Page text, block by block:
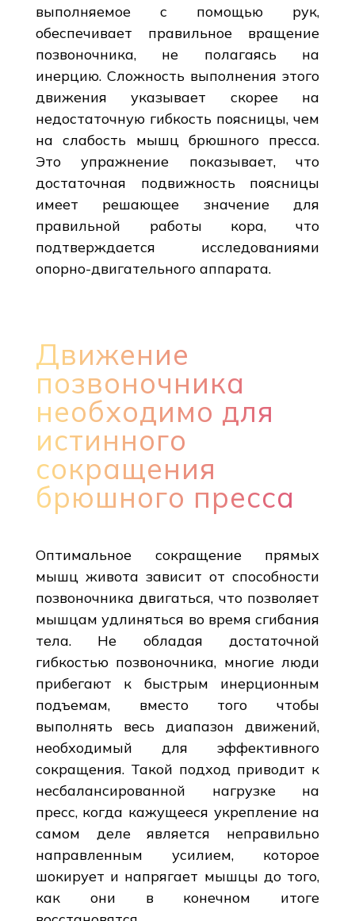
выполняемое с помощью рук,
обеспечивает правильное вращение
позвоночника, не полагаясь на
инерцию. Сложность выполнения этого
движения указывает скорее на
недостаточную гибкость поясницы, чем
на слабость мышц брюшного пресса.
Это упражнение показывает, что
достаточная подвижность поясницы
имеет решающее значение для
правильной работы кора, что
подтверждается исследованиями
опорно-двигательного аппарата.
Движение
позвоночника
необходимо для
истинного
сокращения
брюшного пресса
Оптимальное сокращение прямых
мышц живота зависит от способности
позвоночника двигаться, что позволяет
мышцам удлиняться во время сгибания
тела. Не обладая достаточной
гибкостью позвоночника, многие люди
прибегают к быстрым инерционным
подъемам, вместо того чтобы
выполнять весь диапазон движений,
необходимый для эффективного
сокращения. Такой подход приводит к
несбалансированной нагрузке на
пресс, когда кажущееся укрепление на
самом деле является неправильно
направленным усилием, которое
шокирует и напрягает мышцы до того,
как они в конечном итоге